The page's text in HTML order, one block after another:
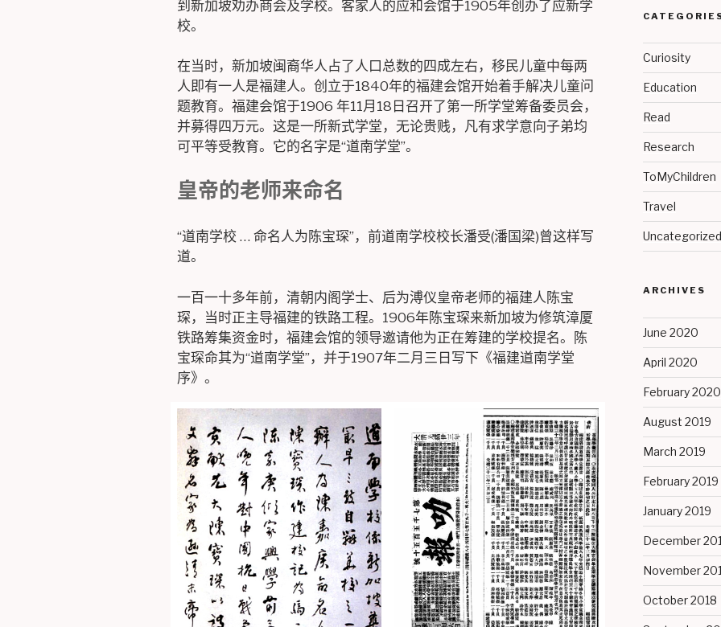
到新加坡劝办商会及学校。客家人的应和会馆于1905年创办了应新学
校。
在当时，新加坡闽裔华人占了人口总数的四成左右，移民儿童中每两
人即有一人是福建人。创立于1840年的福建会馆开始着手解决儿童问
题教育。福建会馆于1906 年11月18日召开了第一所学堂筹备委员会，
并募得四万元。这是一所新式学堂，无论贵贱，凡有求学意向子弟均
可平等受教育。它的名字是“道南学堂”。
皇帝的老师来命名
“道南学校 … 命名人为陈宝琛”，前道南学校校长潘受(潘国梁)曾这样写
道。
一百一十多年前，清朝内阁学士、后为溥仪皇帝老师的福建人陈宝
琛，当时正主导福建的铁路工程。1906年陈宝琛来新加坡为修筑漳厦
铁路筹集资金时，福建会馆的领导邀请他为正在筹建的学校提名。陈
宝琛命其为“道南学堂”，并于1907年二月三日写下《福建道南学堂
序》。
Curiosity
Education
Read
Research
ToMyChildren
Travel
Uncategorized
ARCHIVES
June 2020
April 2020
February 2020
August 2019
March 2019
February 2019
January 2019
December
November
October 2018